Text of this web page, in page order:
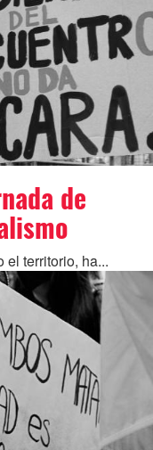
de
el territorio, ha...